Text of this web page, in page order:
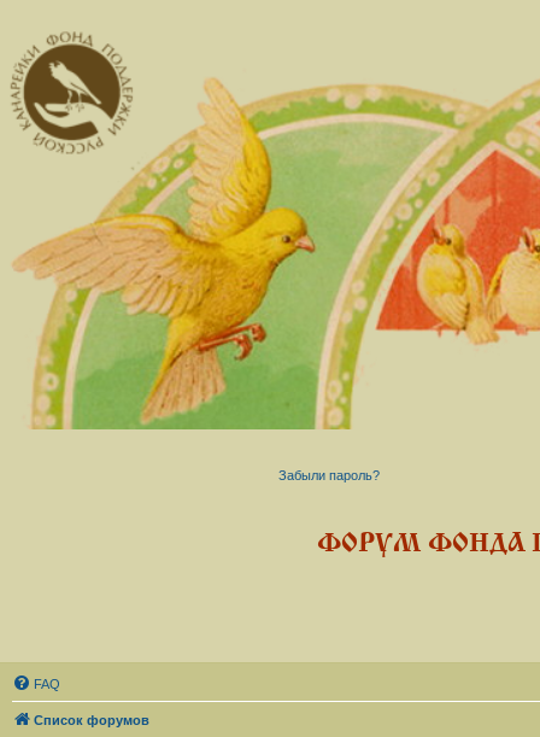
Забыли пароль?
ФОРУМ ФОНДА
FAQ
Список форумов